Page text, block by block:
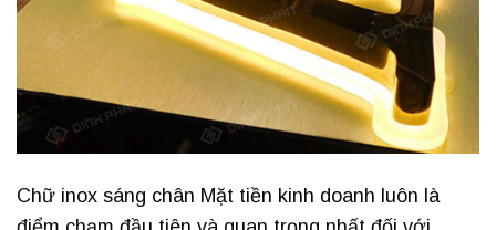
Chữ inox sáng chân Mặt tiền kinh doanh luôn là